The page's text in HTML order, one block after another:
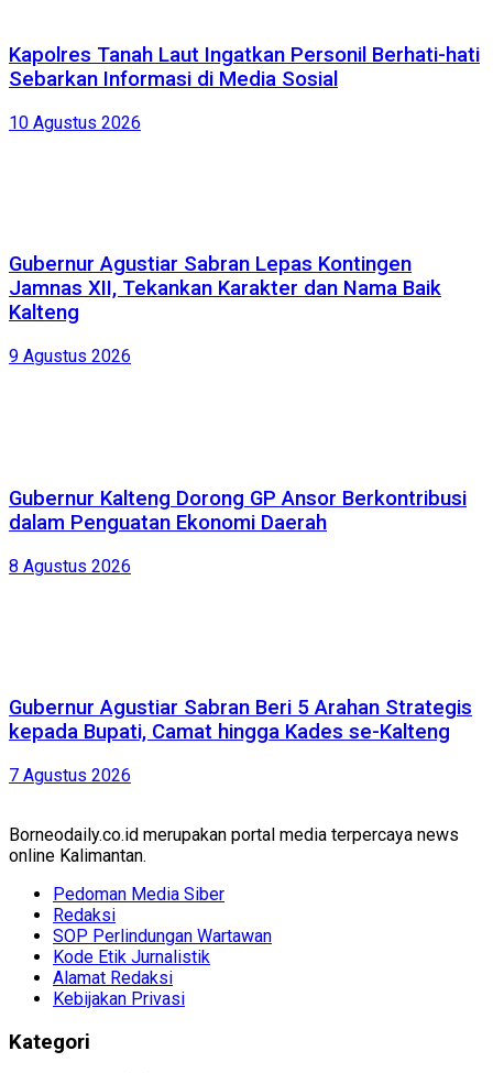
Kapolres Tanah Laut Ingatkan Personil Berhati-hati
Sebarkan Informasi di Media Sosial
10 Agustus 2026
Gubernur Agustiar Sabran Lepas Kontingen
Jamnas XII, Tekankan Karakter dan Nama Baik
Kalteng
9 Agustus 2026
Gubernur Kalteng Dorong GP Ansor Berkontribusi
dalam Penguatan Ekonomi Daerah
8 Agustus 2026
Gubernur Agustiar Sabran Beri 5 Arahan Strategis
kepada Bupati, Camat hingga Kades se-Kalteng
7 Agustus 2026
Borneodaily.co.id merupakan portal media terpercaya news
online Kalimantan.
Pedoman Media Siber
Redaksi
SOP Perlindungan Wartawan
Kode Etik Jurnalistik
Alamat Redaksi
Kebijakan Privasi
Kategori